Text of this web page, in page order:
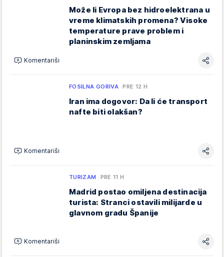
Može li Evropa bez hidroelektrana u
vreme klimatskih promena? Visoke
temperature prave problem i
planinskim zemljama
Komentariši
FOSILNA GORIVA PRE 12 H
Iran ima dogovor: Da li će transport
nafte biti olakšan?
Komentariši
TURIZAM PRE 11 H
Madrid postao omiljena destinacija
turista: Stranci ostavili milijarde u
glavnom gradu Španije
Komentariši